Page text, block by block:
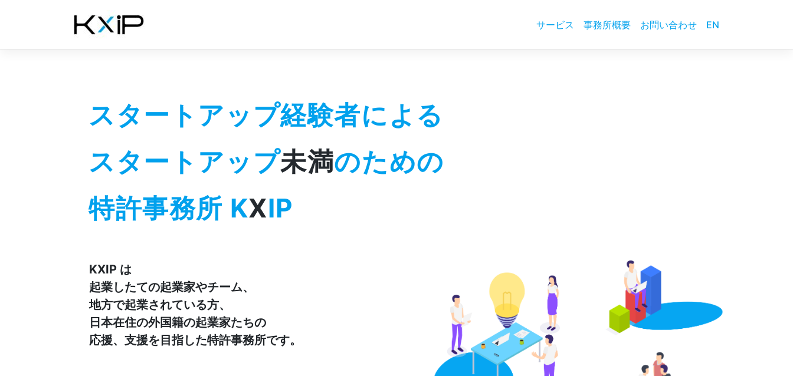
サービス 事務所概要 お問い合わせ EN
スタートアップ経験者による
スタートアップ未満のための
特許事務所 KXIP
KXIP は
起業したての起業家やチーム、
地方で起業されている方、
日本在住の外国籍の起業家たちの
応援、支援を目指した特許事務所です。